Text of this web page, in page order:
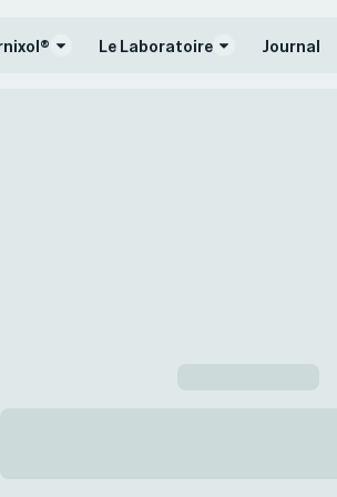
Le Laboratoire Journal